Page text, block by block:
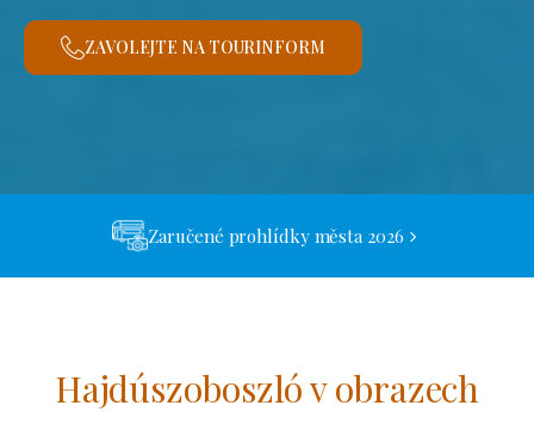
ZAVOLEJTE NA TOURINFORM
Zaručené prohlídky města 2026
Hajdúszoboszló v obrazech